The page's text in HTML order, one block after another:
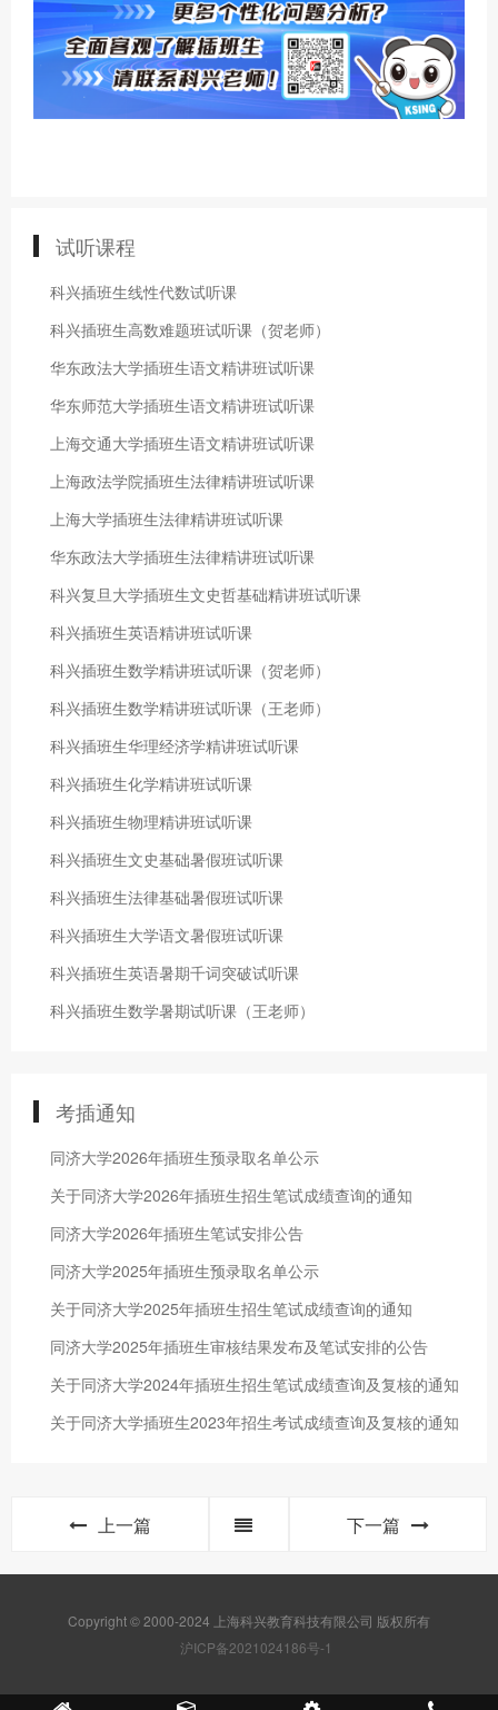
试听课程
科兴插班生线性代数试听课
科兴插班生高数难题班试听课（贺老师）
华东政法大学插班生语文精讲班试听课
华东师范大学插班生语文精讲班试听课
上海交通大学插班生语文精讲班试听课
上海政法学院插班生法律精讲班试听课
上海大学插班生法律精讲班试听课
华东政法大学插班生法律精讲班试听课
科兴复旦大学插班生文史哲基础精讲班试听课
科兴插班生英语精讲班试听课
科兴插班生数学精讲班试听课（贺老师）
科兴插班生数学精讲班试听课（王老师）
科兴插班生华理经济学精讲班试听课
科兴插班生化学精讲班试听课
科兴插班生物理精讲班试听课
科兴插班生文史基础暑假班试听课
科兴插班生法律基础暑假班试听课
科兴插班生大学语文暑假班试听课
科兴插班生英语暑期千词突破试听课
科兴插班生数学暑期试听课（王老师）
考插通知
同济大学2026年插班生预录取名单公示
关于同济大学2026年插班生招生笔试成绩查询的通知
同济大学2026年插班生笔试安排公告
同济大学2025年插班生预录取名单公示
关于同济大学2025年插班生招生笔试成绩查询的通知
同济大学2025年插班生审核结果发布及笔试安排的公告
关于同济大学2024年插班生招生笔试成绩查询及复核的通知
关于同济大学插班生2023年招生考试成绩查询及复核的通知
上一篇 下一篇
Copyright © 2000-2024 上海科兴教育科技有限公司 版权所有
沪ICP备2021024186号-1